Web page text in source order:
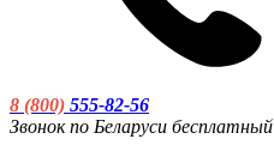
8 (800) 555-82-56
Звонок по Беларуси бесплатный